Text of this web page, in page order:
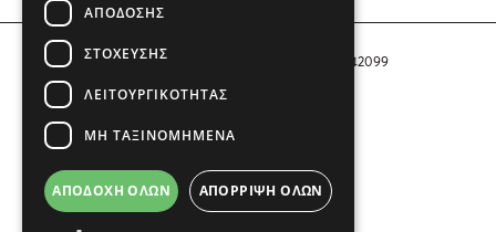
Αριθμός Πιστοποίησης Μ.Η.Τ. 242099
COPYRIGHT © 2026 Το Μανιφέστο
ΑΠΌΔΟΣΗΣ
ΣΤΌΧΕΥΣΗΣ
ΛΕΙΤΟΥΡΓΙΚΌΤΗΤΑΣ
ΜΗ ΤΑΞΙΝΟΜΗΜΈΝΑ
ΑΠΟΔΟΧΉ ΌΛΩΝ ΑΠΌΡΡΙΨΗ ΌΛΩΝ